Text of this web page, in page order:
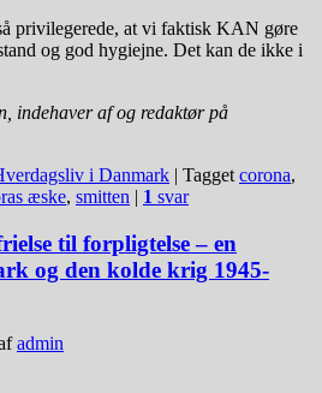
privilegerede, at vi faktisk KAN gøre
og god hygiejne. Det kan de ikke i
indehaver af og redaktør på
i Danmark | Tagget corona,
æske, smitten | 1 svar
til forpligtelse – en
og den kolde krig 1945-
admin